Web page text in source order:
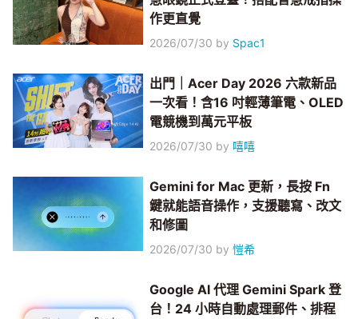
作更直覺
2026/07/30 by Spac1
出門｜Acer Day 2026 六款新品
一次看！含16 吋輕薄筆電、OLED
電競機到萬元平板
2026/07/30 by 嘻嘻
Gemini for Mac 更新，長按 Fn
鍵就能語音操作，支援聽寫、改文
和修圖
2026/07/30 by愷希
Google AI 代理 Gemini Spark 登
台！24 小時自動處理郵件、排程